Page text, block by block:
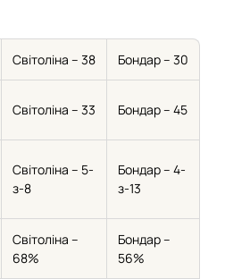
Світоліна – 38 Бондар – 30
Світоліна – 33 Бондар – 45
Світоліна – 5-
з-8
Бондар – 4-
з-13
Світоліна –
68%
Бондар –
56%